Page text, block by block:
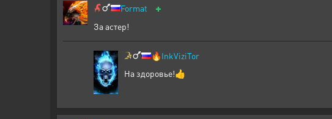
Format +
За астер!
🔥InkViziTor
На здоровье!👍